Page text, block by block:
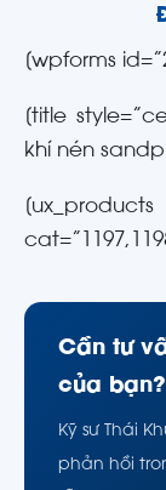
[wpforms
[title
khí nén
[ux_products
Cần tư
của bạn?
Kỹ sư Thái
phản hồi